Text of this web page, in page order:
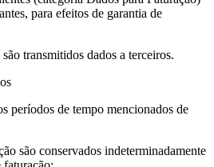
para efeitos de garantia de
transmitidos dados a terceiros.
períodos de tempo mencionados de
são conservados indeterminadamente